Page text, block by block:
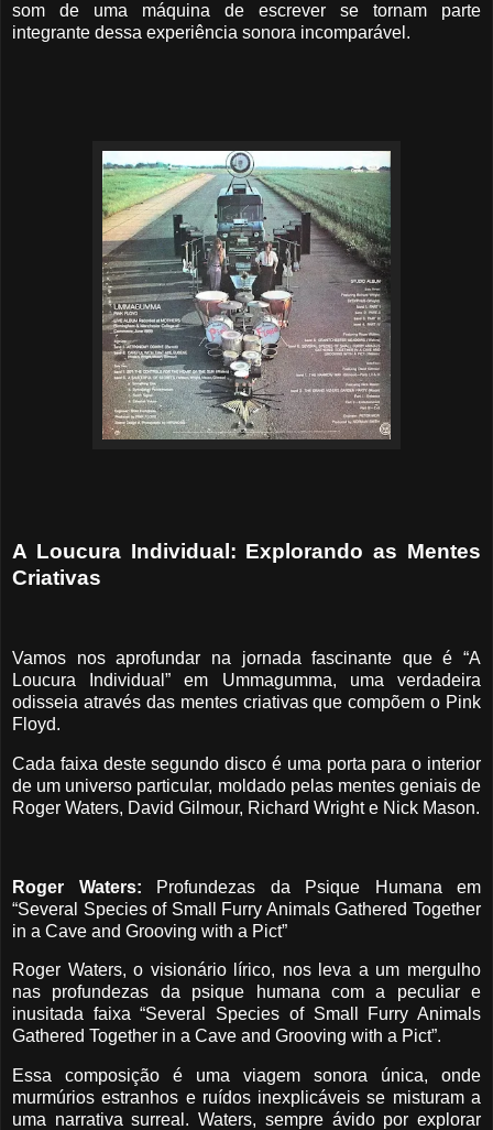
som de uma máquina de escrever se tornam parte
integrante dessa experiência sonora incomparável.
A Loucura Individual: Explorando as Mentes
Criativas
Vamos nos aprofundar na jornada fascinante que é “A
Loucura Individual” em Ummagumma, uma verdadeira
odisseia através das mentes criativas que compõem o Pink
Floyd.
Cada faixa deste segundo disco é uma porta para o interior
de um universo particular, moldado pelas mentes geniais de
Roger Waters, David Gilmour, Richard Wright e Nick Mason.
Roger Waters: Profundezas da Psique Humana em
“Several Species of Small Furry Animals Gathered Together
in a Cave and Grooving with a Pict”
Roger Waters, o visionário lírico, nos leva a um mergulho
nas profundezas da psique humana com a peculiar e
inusitada faixa “Several Species of Small Furry Animals
Gathered Together in a Cave and Grooving with a Pict”.
Essa composição é uma viagem sonora única, onde
murmúrios estranhos e ruídos inexplicáveis se misturam a
uma narrativa surreal. Waters, sempre ávido por explorar